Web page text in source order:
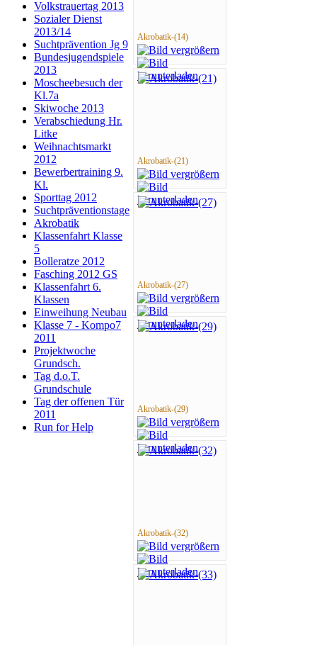
Volkstrauertag 2013
Sozialer Dienst
2013/14
Suchtprävention Jg 9
Bundesjugendspiele
2013
Moscheebesuch der
Kl.7a
Skiwoche 2013
Verabschiedung Hr.
Litke
Weihnachtsmarkt
2012
Bewerbertraining 9.
Kl.
Sporttag 2012
Suchtpräventionstage
Akrobatik
Klassenfahrt Klasse
5
Bolleratze 2012
Fasching 2012 GS
Klassenfahrt 6.
Klassen
Einweihung Neubau
Klasse 7 - Kompo7
2011
Projektwoche
Grundsch.
Tag d.o.T.
Grundschule
Tag der offenen Tür
2011
Run for Help
Akrobatik-(14)
Akrobatik-(21)
Akrobatik-(27)
Akrobatik-(29)
Akrobatik-(32)